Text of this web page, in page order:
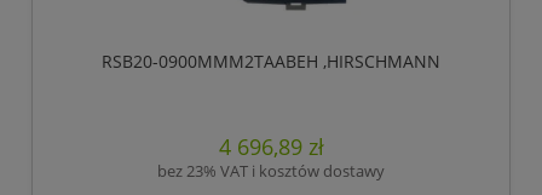
RSB20-0900MMM2TAABEH ,HIRSCHMANN
4 696,89 zł
bez 23% VAT i kosztów dostawy